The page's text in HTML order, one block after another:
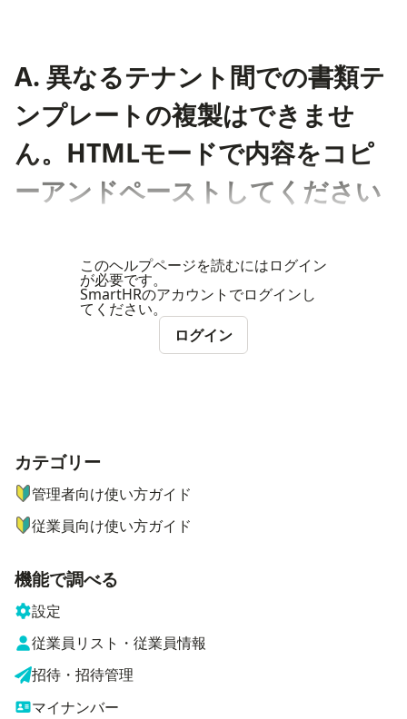
A. 異なるテナント間での書類テ
ンプレートの複製はできませ
ん。HTMLモードで内容をコピ
ーアンドペーストしてください
このヘルプページを読むにはログイン
が必要です。
SmartHRのアカウントでログインし
てください。
ログイン
ナビゲーションメニュー
カテゴリー
管理者向け使い方ガイド
従業員向け使い方ガイド
機能で調べる
設定
従業員リスト・従業員情報
招待・招待管理
マイナンバー